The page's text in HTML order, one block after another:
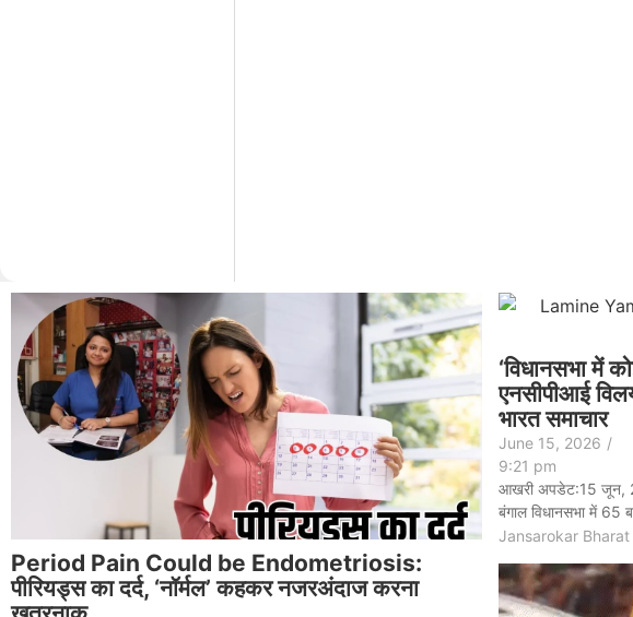
Period Pain Could be Endometriosis:
पीरियड्स का दर्द, ‘नॉर्मल’ कहकर नजरअंदाज करना
‘विधानसभा में
एनसीपीआई
भारत समाचार
June 15, 2026 /
9:21 pm
आखरी अपडेट:15 जून,
बंगाल विधानसभा में 65
Jansarokar Bharat